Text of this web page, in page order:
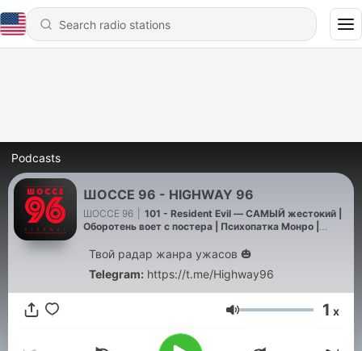
Podcasts
ШОССЕ 96 - HIGHWAY 96
ШОССЕ 96
101 - Resident Evil — САМЫЙ жестокий |
Оборотень воет с постера | Психопатка Монро |
Твой радар жанра ужасов 🎃
Telegram: https://t.me/Highway96
Volume 1 x